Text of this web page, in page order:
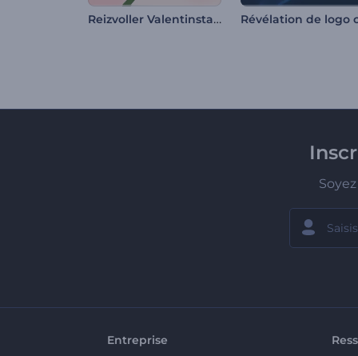
Reizvoller Valentinstag-Opener
Entreprise